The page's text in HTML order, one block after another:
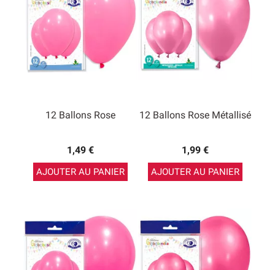
12 Ballons Rose
1,49 €
AJOUTER AU PANIER
12 Ballons Rose Métallisé
1,99 €
AJOUTER AU PANIER